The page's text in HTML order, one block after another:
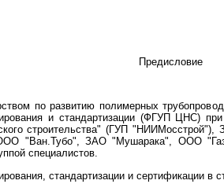
Предисловие
по развитию полимерных
и стандартизации (ФГУП ЦНС) при
строительства" (ГУП
"Ван.Тубо", ЗАО "Мушарака", ООО
специалистов.
стандартизации и сертификации в